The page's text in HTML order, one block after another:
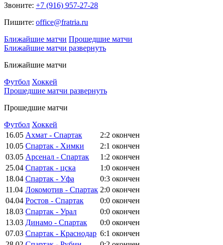
Звоните: +7 (916) 957-27-28
Пишите: office@fratria.ru
Ближайшие матчи Прошедшие матчи
Ближайшие матчи развернуть
Ближайшие матчи
Футбол Хоккей
Прошедшие матчи развернуть
Прошедшие матчи
Футбол Хоккей
16.05 Ахмат - Спартак 2:2 окончен
10.05 Спартак - Химки 2:1 окончен
03.05 Арсенал - Спартак 1:2 окончен
25.04 Спартак - цска 1:0 окончен
18.04 Спартак - Уфа 0:3 окончен
11.04 Локомотив - Спартак 2:0 окончен
04.04 Ростов - Спартак 0:0 окончен
18.03 Спартак - Урал 0:0 окончен
13.03 Динамо - Спартак 0:0 окончен
07.03 Спартак - Краснодар 6:1 окончен